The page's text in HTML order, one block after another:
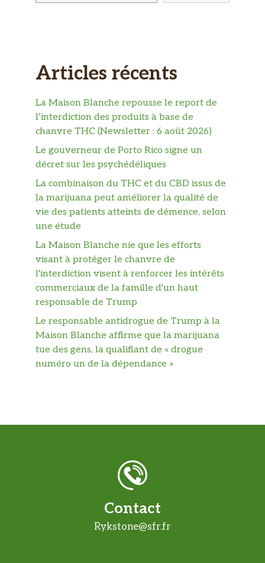
Articles récents
La Maison Blanche repousse le report de
l’interdiction des produits à base de
chanvre THC (Newsletter : 6 août 2026)
Le gouverneur de Porto Rico signe un
décret sur les psychédéliques
La combinaison du THC et du CBD issus de
la marijuana peut améliorer la qualité de
vie des patients atteints de démence, selon
une étude
La Maison Blanche nie que les efforts
visant à protéger le chanvre de
l'interdiction visent à renforcer les intérêts
commerciaux de la famille d'un haut
responsable de Trump
Le responsable antidrogue de Trump à la
Maison Blanche affirme que la marijuana
tue des gens, la qualifiant de « drogue
numéro un de la dépendance »
Contact
Rykstone@sfr.fr